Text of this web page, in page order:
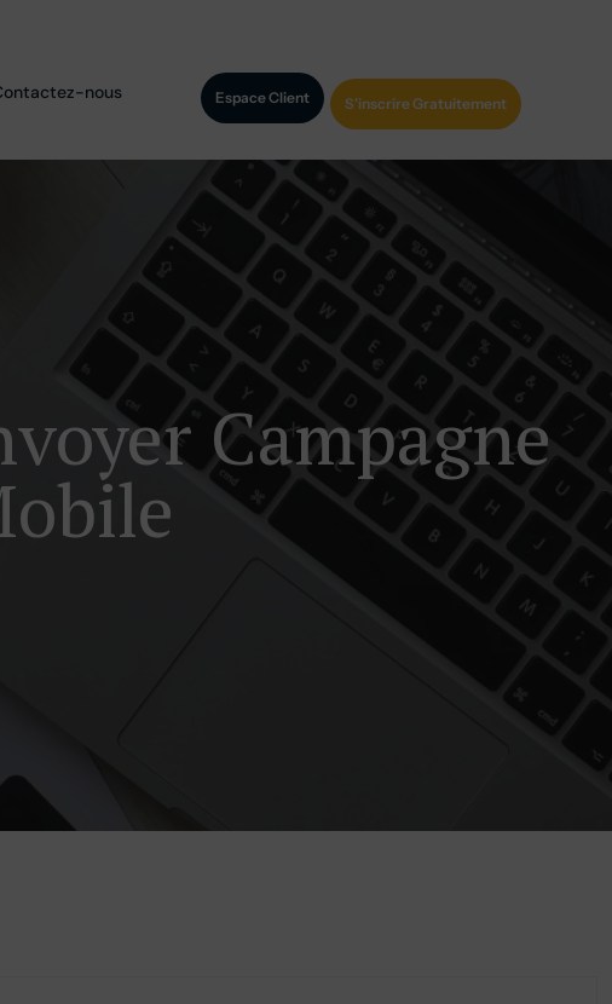
nous Espace Client S'inscrire Gratuitement
Campagne